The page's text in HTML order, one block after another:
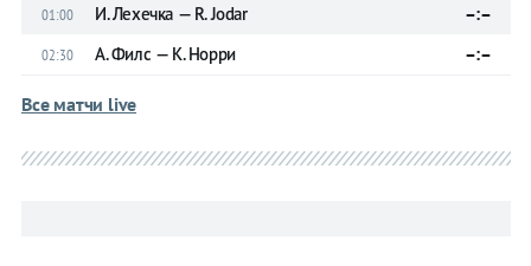
01:00 И. Леxечка — R. Jodar –:–
02:30 А. Филс — К. Норри –:–
Все матчи live